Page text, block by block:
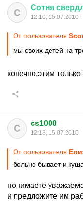
С Сотня
12:10, 15.07.2010
От пользователя
мы своих детей на
конечно,этим
C cs1000
12:13, 15.07.2010
От пользователя
больно бывает и
понимаете
и предложите им